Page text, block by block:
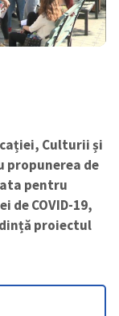
Culturii și
propunerea de
pentru
de COVID-19,
proiectul